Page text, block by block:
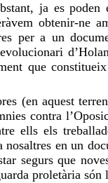
ja es poden
obtenir-ne
per a un
que
(en aquest
contra
ells els
en un
segurs que
proletària